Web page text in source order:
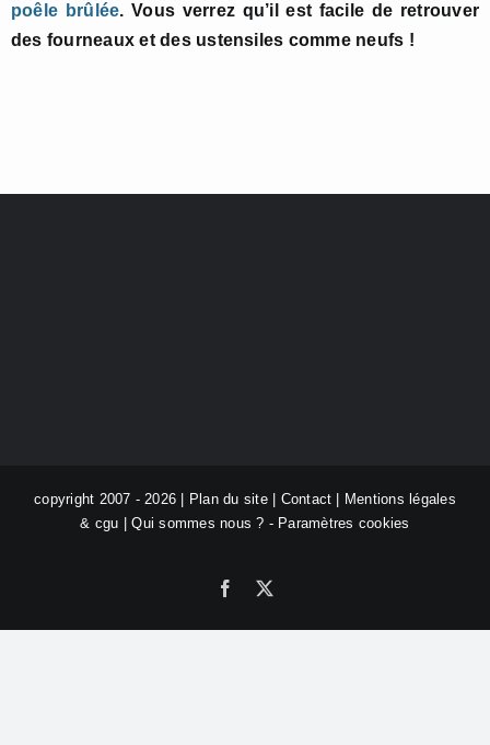
poêle brûlée. Vous verrez qu’il est facile de retrouver
des fourneaux et des ustensiles comme neufs !
copyright 2007 - 2026 | Plan du site| Contact
Mentions légales
& cgu |Qui sommes nous ? - Paramètres cookies
Facebook